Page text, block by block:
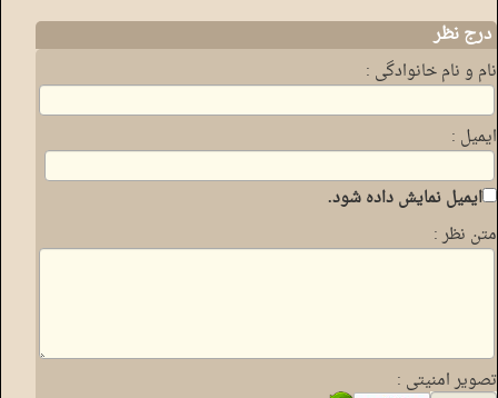
درج نظر
نام و نام خانوادگی :
ایمیل :
ایمیل نمایش داده شود.
متن نظر :
تصویر امنیتی :